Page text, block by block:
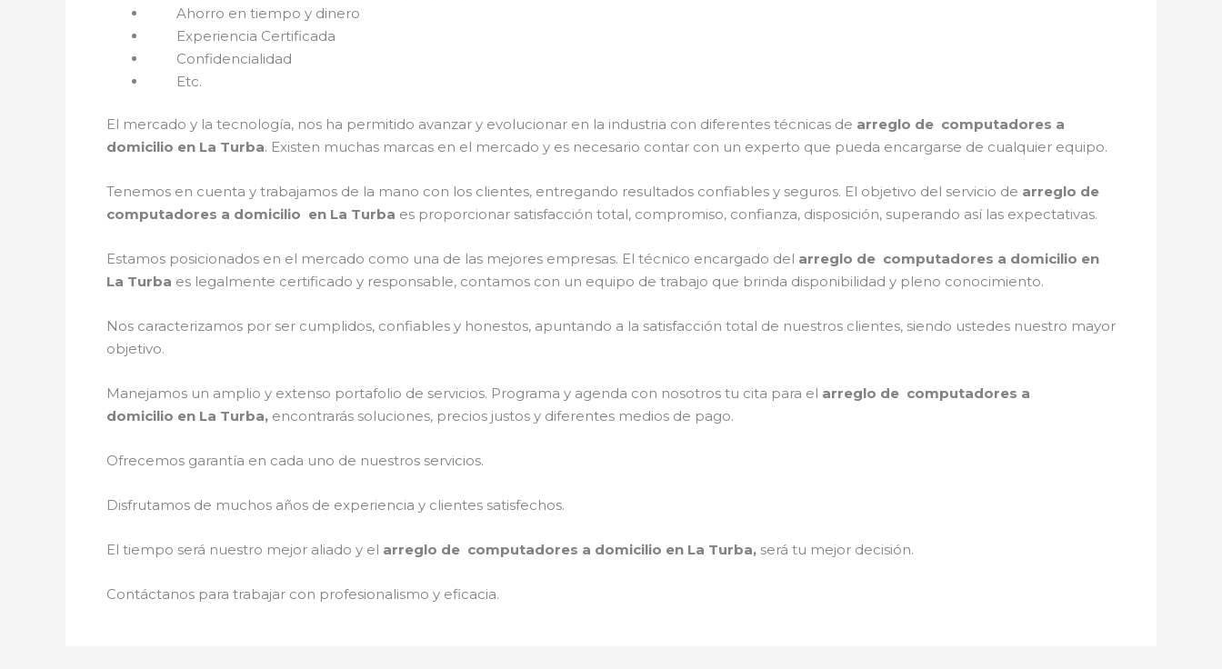
Ahorro en tiempo y dinero
Experiencia Certificada
Confidencialidad
Etc.
El mercado y la tecnología, nos ha permitido avanzar y evolucionar en la industria con diferentes técnicas de arreglo de computadores a
domicilio en La Turba. Existen muchas marcas en el mercado y es necesario contar con un experto que pueda encargarse de cualquier equipo.
Tenemos en cuenta y trabajamos de la mano con los clientes, entregando resultados confiables y seguros. El objetivo del servicio de arreglo de
computadores a domicilio en La Turba es proporcionar satisfacción total, compromiso, confianza, disposición, superando así las expectativas.
Estamos posicionados en el mercado como una de las mejores empresas. El técnico encargado del arreglo de computadores a domicilio en
La Turba es legalmente certificado y responsable, contamos con un equipo de trabajo que brinda disponibilidad y pleno conocimiento.
Nos caracterizamos por ser cumplidos, confiables y honestos, apuntando a la satisfacción total de nuestros clientes, siendo ustedes nuestro mayor
objetivo.
Manejamos un amplio y extenso portafolio de servicios. Programa y agenda con nosotros tu cita para el arreglo de computadores a
domicilio en La Turba, encontrarás soluciones, precios justos y diferentes medios de pago.
Ofrecemos garantía en cada uno de nuestros servicios.
Disfrutamos de muchos años de experiencia y clientes satisfechos.
El tiempo será nuestro mejor aliado y el arreglo de computadores a domicilio en La Turba, será tu mejor decisión.
Contáctanos para trabajar con profesionalismo y eficacia.